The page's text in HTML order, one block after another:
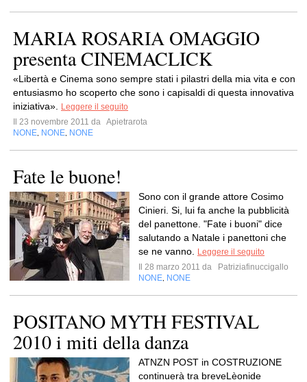
MARIA ROSARIA OMAGGIO
presenta CINEMACLICK
«Libertà e Cinema sono sempre stati i pilastri della mia vita e con
entusiasmo ho scoperto che sono i capisaldi di questa innovativa
iniziativa».
Leggere il seguito
Il 23 novembre 2011 da Apietrarota
NONE NONE NONE
Fate le buone!
Sono con il grande attore Cosimo
Cinieri. Si, lui fa anche la pubblicità
del panettone. "Fate i buoni" dice
salutando a Natale i panettoni che
se ne vanno.
Leggere il seguito
Il 28 marzo 2011 da
Patriziafinuccigallo
NONE NONE
POSITANO MYTH FESTIVAL
2010 i miti della danza
ATNZN POST in COSTRUZIONE
continuerà tra breveLèonide